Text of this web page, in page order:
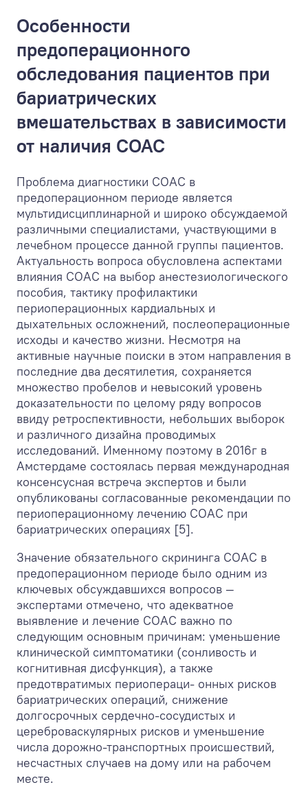
Особенности
предоперационного
обследования пациентов при
бариатрических
вмешательствах в зависимости
от наличия СОАС
Проблема диагностики СОАС в
предоперационном периоде является
мультидисциплинарной и широко обсуждаемой
различными специалистами, участвующими в
лечебном процессе данной группы пациентов.
Актуальность вопроса обусловлена аспектами
влияния СОАС на выбор анестезиологического
пособия, тактику профилактики
периоперационных кардиальных и
дыхательных осложнений, послеоперационные
исходы и качество жизни. Несмотря на
активные научные поиски в этом направления в
последние два десятилетия, сохраняется
множество пробелов и невысокий уровень
доказательности по целому ряду вопросов
ввиду ретроспективности, небольших выборок
и различного дизайна проводимых
исследований. Именному поэтому в 2016г в
Амстердаме состоялась первая международная
консенсусная встреча экспертов и были
опубликованы согласованные рекомендации по
периоперационному лечению СОАС при
бариатрических операциях [5].
Значение обязательного скрининга СОАС в
предоперационном периоде было одним из
ключевых обсуждавшихся вопросов —
экспертами отмечено, что адекватное
выявление и лечение СОАС важно по
следующим основным причинам: уменьшение
клинической симптоматики (сонливость и
когнитивная дисфункция), а также
предотвратимых периопераци- онных рисков
бариатрических операций, снижение
долгосрочных сердечно-сосудистых и
цереброваскулярных рисков и уменьшение
числа дорожно-транспортных происшествий,
несчастных случаев на дому или на рабочем
месте.